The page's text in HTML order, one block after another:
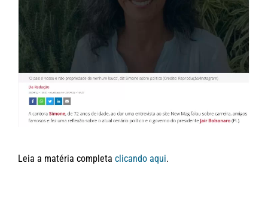
Leia a matéria completa clicando aqui.